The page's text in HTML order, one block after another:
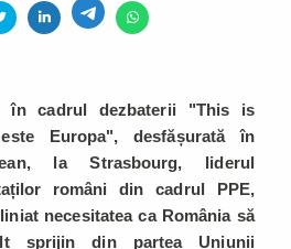
în cadrul dezbaterii "This is
Europa", desfășurată în
la Strasbourg, liderul
români din cadrul PPE,
necesitatea ca România să
sprijin din partea Uniunii